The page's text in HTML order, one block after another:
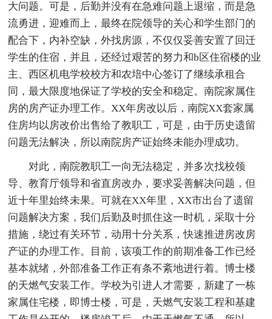
大问题。可是，后勤并没有在急难问题上退缩，而是急
流勇进，迎难而上，最终在院领导的关心和学生部门的
配合下，内补空缺，外找房源，不仅仅妥善安置了回迁
学生的住宿，并且，还经过艰苦的努力和b区住宿楼的业
主、西区机电学校校方和农培中心签订了继续承租合
同，最大限度地保证了学校的安全和稳定。南院家属住
房的房产证办理工作。XX年房改以后，南院XX套家属
住房均以房改价出售给了教职工，可是，由于历史遗留
问题无法解决，所以南院房产证始终未能办理成功。
对此，南院教职工一向无法稳定，并多次找校领
导、教育厅领导和省直房改办，要求妥善解决问题，但
近十年里始终未果。可就在XX年里，XX市出台了遗留
问题解决方案，我们后勤及时抓住这一时机，采取十分
措施，绕过有关环节，动用十分关系，快速推进房改房
产证的办理工作。目前，该项工作的前期准备工作已经
基本就绪，外部准备工作正有条不紊地进行着。博士楼
的天燃气安装工作。学校为引进人才需要，新建了一栋
家属住宅楼，即博士楼，可是，天燃气安装工程和基建